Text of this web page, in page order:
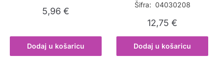
5,96€
Dodaj u košaricu
Šifra: 04030208
12,75€
Dodaj u košaricu